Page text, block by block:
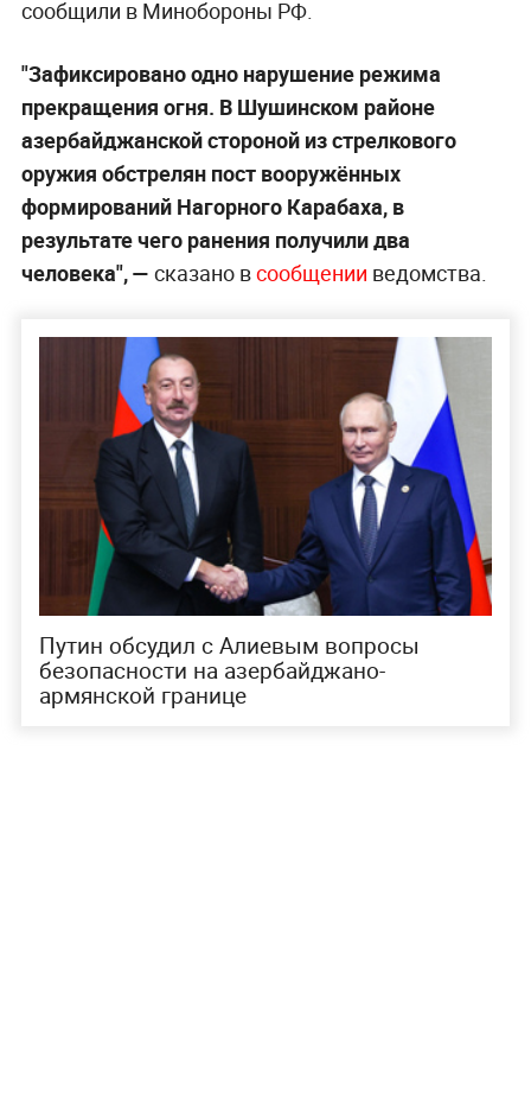
сообщили в Минобороны РФ.
"Зафиксировано одно нарушение режима
прекращения огня. В Шушинском районе
азербайджанской стороной из стрелкового
оружия обстрелян пост вооружённых
формирований Нагорного Карабаха, в
результате чего ранения получили два
человека", — сказано всообщении ведомства.
Путин обсудил с Алиевым вопросы
безопасности на азербайджано-
армянской границе